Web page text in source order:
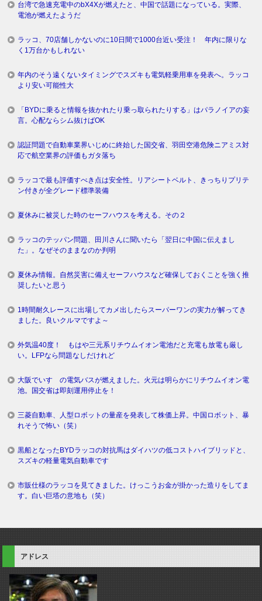
台湾で急速充電中のbX4Xが燃えたと、中国で話題になっている。実際、
電池が燃えたようだ
ラッコ、70店舗しかないのに10日間で1000台近い受注！ 年内に限りな
く1万台かもしれない
年内のそう遠くないタイミングでスズキも電気軽乗用車を発表へ。ラッコ
より安い可能性大
「BYDに乗ると情報を抜かれたり乗っ取られたりする」はパラノイアの妄
言。心配ならシム抜けばOK
認証問題で自動車業界いじめに終始した国交省、羽田空港危険ニアミス対
応で航空業界の評価もガタ落ち
ラッコで最も評価すべき点は安全性。リアシートベルト、きっちりプリテ
ン付きが全グレード標準装備
夏休みに被災した時のセーフハウスを考える。その２
ラッコのテッパン問題、田川さんに聞いたら「翌日に中国に伝えまし
た」。なぜそのままなのか判明
夏休み情報。自然災害に備えセーフハウスなど確保しておくことを強く推
奨したいと思う
1時間耐久レースに出場してカメ出したらスーパーワンの実力が解ってき
ました。良いクルマですよ～
外気温40度！ もはや三元系リチウムイオン電池だと充電も放電も厳し
い。LFPなら問題なしだけれど
大阪でいすゞの電気バスが燃えました。火元は明らかにリチウムイオン電
池。国交省は即刻運用停止を！
三菱自動車、人型ロボットの量産を発表して株価上昇。中国ロボット、暴
れそうで怖い（笑）
黒船となったBYDラッコの対抗馬はダイハツの低コストハイブリッドと、
スズキの軽量電気自動車です
市販仕様のラッコを見てきました。けっこうお金が掛かった造りをしてま
す。白い巨塔の意地も（笑）
アドレス